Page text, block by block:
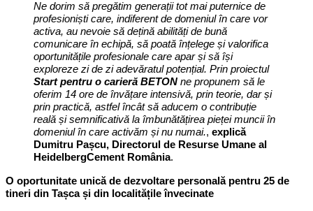
Ne dorim să pregătim generații tot mai puternice de
profesioniști care, indiferent de domeniul în care vor
activa, au nevoie să dețină abilități de bună
comunicare în echipă, să poată înțelege și valorifica
oportunitățile profesionale care apar și să își
exploreze zi de zi adevăratul potențial. Prin proiectul
Start pentru o carieră BETON ne propunem să le
oferim 14 ore de învățare intensivă, prin teorie, dar și
prin practică, astfel încât să aducem o contribuție
reală și semnificativă la îmbunătățirea pieței muncii în
domeniul în care activăm și nu numai., explică
Dumitru Pașcu, Directorul de Resurse Umane al
HeidelbergCement România.
O oportunitate unică de dezvoltare personală pentru 25 de
tineri din Tașca și din localitățile învecinate